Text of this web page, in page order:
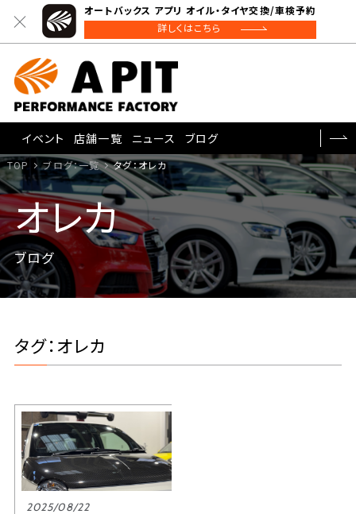
オートバックス アプリ オイル・タイヤ交換/車検予約
詳しくはこちら
イベント 店舗一覧 ニュース ブログ
TOP ブログ：一覧 タグ：オレカ
オレカ
ブログ
タグ：オレカ
2025/08/22